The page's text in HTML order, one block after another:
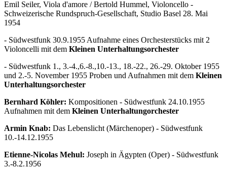
Emil Seiler, Viola d'amore / Bertold Hummel, Violoncello -
Schweizerische Rundspruch-Gesellschaft, Studio Basel 28. Mai
1954
- Südwestfunk 30.9.1955 Aufnahme eines Orchesterstücks mit 2
Violoncelli mit dem Kleinen Unterhaltungsorchester
- Südwestfunk 1., 3.-4.,6.-8.,10.-13., 18.-22., 26.-29. Oktober 1955
und 2.-5. November 1955 Proben und Aufnahmen mit dem Kleinen
Unterhaltungsorchester
Bernhard Köhler: Kompositionen - Südwestfunk 24.10.1955
Aufnahmen mit dem Kleinen Unterhaltungorchester
Armin Knab: Das Lebenslicht (Märchenoper) - Südwestfunk
10.-14.12.1955
Etienne-Nicolas Mehul: Joseph in Ägypten (Oper) - Südwestfunk
3.-8.2.1956